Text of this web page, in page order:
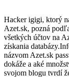
Hacker igigi, ktorý
Azet.sk, pozná
všetkých účtov na
získania
názvom Azet.sk
dokáže a aké
svojom blogu tvrdí